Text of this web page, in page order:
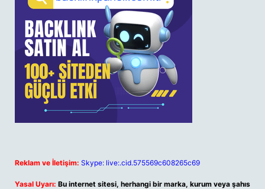
Reklam ve İletişim: Skype: live:.cid.575569c608265c69
Yasal Uyarı: Bu internet sitesi, herhangi bir marka, kurum veya şahıs